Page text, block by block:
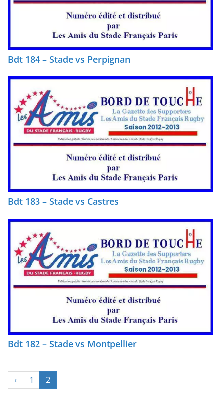
Bdt 184 – Stade vs Perpignan
Bdt 183 – Stade vs Castres
Bdt 182 – Stade vs Montpellier
‹ 1 2